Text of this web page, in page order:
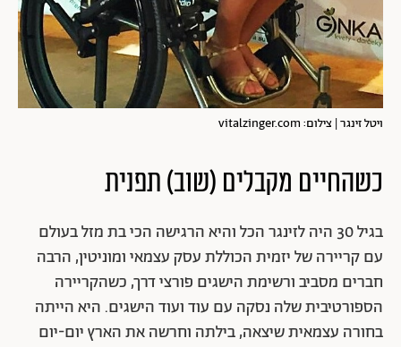
ויטל זינגר | צילום: vitalzinger.com
כשהחיים מקבלים (שוב) תפנית
בגיל 30 היה לזינגר הכל והיא הרגישה הכי בת מזל בעולם
עם קריירה של יזמית הכוללת עסק עצמאי ומוניטין, הרבה
חברים מסביב ורשימת הישגים פורצי דרך, כשהקריירה
הספורטיבית שלה נסקה עם עוד ועוד הישגים. היא הייתה
בחורה עצמאית שיצאה, בילתה וחרשה את הארץ יום-יום